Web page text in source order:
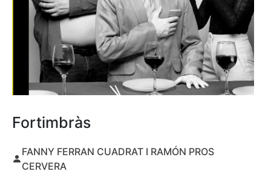
Fortimbràs
FANNY FERRAN CUADRAT I RAMÓN PROS
CERVERA